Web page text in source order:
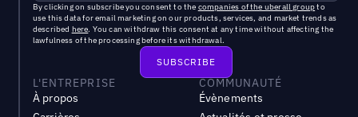
By clicking on subscribe you consent to the companies of the uberall groupto
use this data for email marketing on our products, services, and market trends as
described here. You can withdraw this consent at any time without affecting the
lawfulness of the processing before its withdrawal.
L'ENTREPRISE
À propos
COMMUNAUTÉ
Évènements